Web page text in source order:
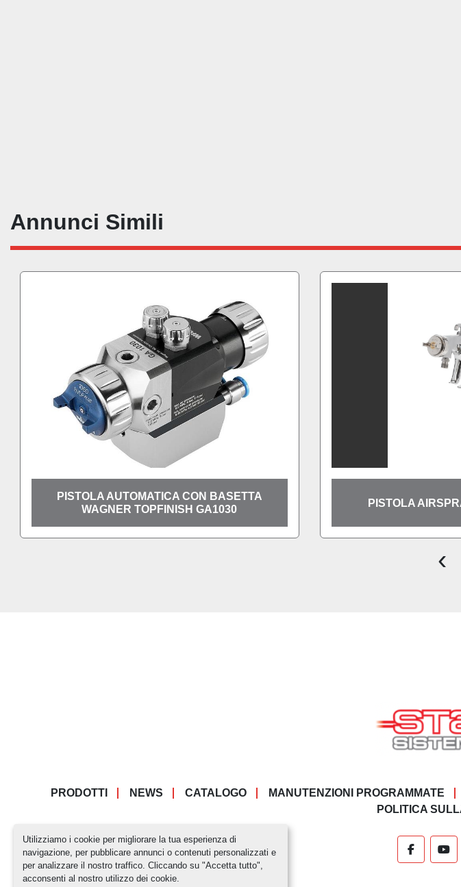
Utilizziamo i cookie per migliorare la tua esperienza di
navigazione, per pubblicare annunci o contenuti personalizzati e
per analizzare il nostro traffico. Cliccando su "Accetta tutto",
acconsenti al nostro utilizzo dei cookie.
Annunci Simili
PISTOLA AUTOMATICA CON BASETTA
WAGNER TOPFINISH GA1030
PISTOLA
‹
PRODOTTI NEWS CATALOGO MANUTENZIONI PROGRAMMATE
POLITICA
facebook